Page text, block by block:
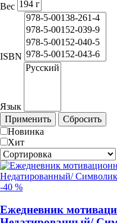
Вес
ISBN
Язык
Применить
Сбросить
Новинка
Хит
-40 %
Ежедневник